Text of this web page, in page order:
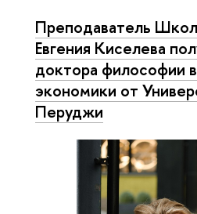
Преподаватель
Евгения Киселева
доктора философии
экономики от
Перуджи